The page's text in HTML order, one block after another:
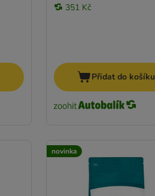
351 Kč
Přidat do košíku
novinka